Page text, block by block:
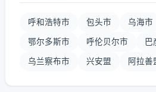
呼和浩特市 包头市 乌海市
鄂尔多斯市 呼伦贝尔市 巴
乌兰察布市 兴安盟 阿拉善